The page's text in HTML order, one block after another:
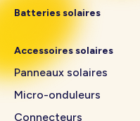
Batteries solaires
Accessoires solaires
Panneaux solaires
Micro-onduleurs
Connecteurs